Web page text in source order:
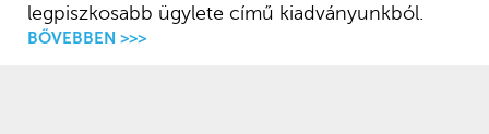
legpiszkosabb ügylete című kiadványunkból.
BŐVEBBEN >>>